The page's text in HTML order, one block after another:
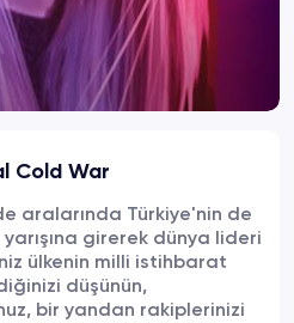
Cold War
aralarında Türkiye'nin de
girerek dünya lideri
ülkenin milli istihbarat
düşünün,
bir yandan rakiplerinizi